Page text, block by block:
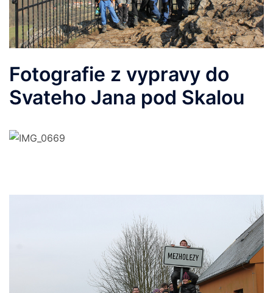
Fotografie z vypravy do
Svateho Jana pod Skalou